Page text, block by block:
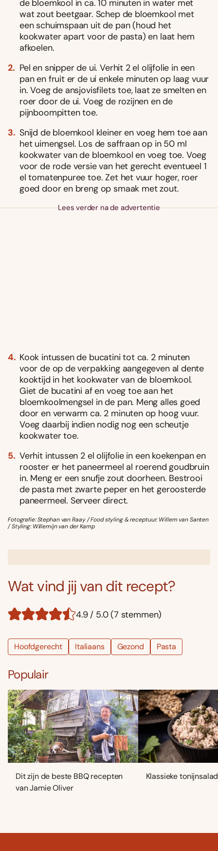
de bloemkool in ca. 10 minuten in water met
wat zout beetgaar. Schep de bloemkool met
een schuimspaan uit de pan (houd het
kookwater apart voor de pasta) en laat hem
afkoelen.
Pel en snipper de ui. Verhit 2 el olijfolie in een
pan en fruit er de ui enkele minuten op laag vuur
in. Voeg de ansjovisfilets toe, laat ze smelten en
roer door de ui. Voeg de rozijnen en de
pijnboompitten toe.
Snijd de bloemkool kleiner en voeg hem toe aan
het uimengsel. Los de saffraan op in 50 ml
kookwater van de bloemkool en voeg toe. Voeg
voor de rode versie van het gerecht eventueel 1
el tomatenpuree toe. Zet het vuur hoger, roer
goed door en breng op smaak met zout.
Lees verder na de advertentie
Kook intussen de bucatini tot ca. 2 minuten
voor de op de verpakking aangegeven al dente
kooktijd in het kookwater van de bloemkool.
Giet de bucatini af en voeg toe aan het
bloemkoolmengsel in de pan. Meng alles goed
door en verwarm ca. 2 minuten op hoog vuur.
Voeg daarbij indien nodig nog een scheutje
kookwater toe.
Verhit intussen 2 el olijfolie in een koekenpan en
rooster er het paneermeel al roerend goudbruin
in. Meng er een snufje zout doorheen. Bestrooi
de pasta met zwarte peper en het geroosterde
paneermeel. Serveer direct.
Fotografie: Stephan van Raay / Food styling & receptuur: Willem van Santen
/ Styling: Willemijn van der Kamp
Wat vind jij van dit recept?
4.9 / 5.0 (7 stemmen)
Hoofdgerecht Italiaans Gezond Pasta
Populair
Dit zijn de beste BBQ recepten
van Jamie Oliver
Klassieke